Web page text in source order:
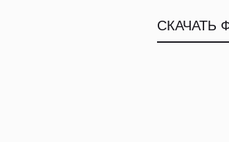
СКАЧАТЬ